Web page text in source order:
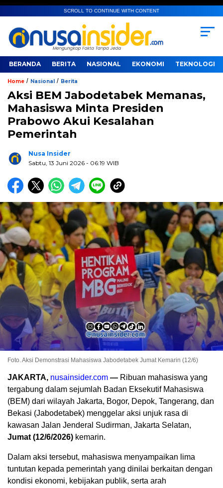
SCROLL TO CONTINUE WITH CONTENT
BERANDA BERITA NASIONAL EKONOMI TEKNOLOGI
Home / Nasional / Berita
Aksi BEM Jabodetabek Memanas,
Mahasiswa Minta Presiden
Prabowo Akui Kesalahan
Pemerintah
Nusa Insider
Sabtu, 13 Juni 2026 - 06:19 WIB
Foto. Aksi Demonstrasi Mahasiswa Jabodetabek Jumat Kemarin (12/6)
JAKARTA, nusainsider.com — Ribuan mahasiswa yang
tergabung dalam sejumlah Badan Eksekutif Mahasiswa
(BEM) dari wilayah Jakarta, Bogor, Depok, Tangerang, dan
Bekasi (Jabodetabek) menggelar aksi unjuk rasa di
kawasan Jalan Jenderal Sudirman, Jakarta Selatan,
Jumat (12/6/2026) kemarin.
Dalam aksi tersebut, mahasiswa menyampaikan lima
tuntutan kepada pemerintah yang dinilai berkaitan dengan
kondisi ekonomi, kebijakan publik, serta arah